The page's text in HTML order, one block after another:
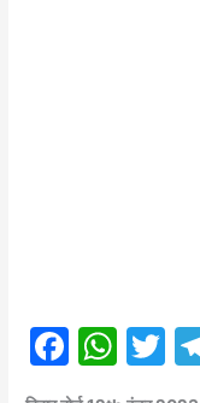
F
a
W
h
T